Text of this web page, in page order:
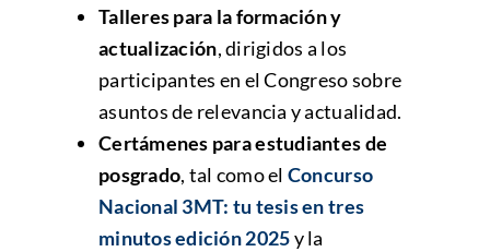
Talleres para la formación y
actualización, dirigidos a los
participantes en el Congreso sobre
asuntos de relevancia y actualidad.
Certámenes para estudiantes de
posgrado, tal como el Concurso
Nacional 3MT: tu tesis en tres
minutos edición 2025y la